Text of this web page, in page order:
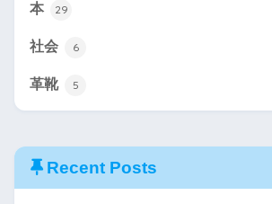
本 29
社会 6
革靴 5
Recent Posts